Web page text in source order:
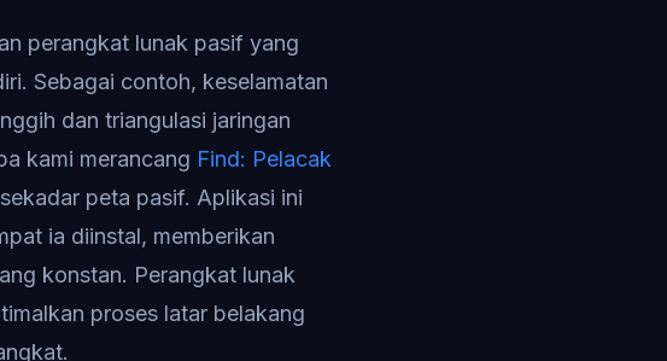
perangkat lunak pasif yang
Sebagai contoh, keselamatan
dan triangulasi jaringan
kami merancang Find: Pelacak
peta pasif. Aplikasi ini
ia diinstal, memberikan
konstan. Perangkat lunak
proses latar belakang